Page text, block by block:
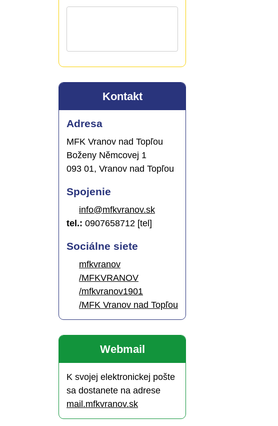
Kontakt
Adresa
MFK Vranov nad Topľou
Boženy Němcovej 1
093 01, Vranov nad Topľou
Spojenie
info@mfkvranov.sk
tel.: 0907658712 [tel]
Sociálne siete
mfkvranov
/MFKVRANOV
/mfkvranov1901
/MFK Vranov nad Topľou
Webmail
K svojej elektronickej pošte
sa dostanete na adrese
mail.mfkvranov.sk